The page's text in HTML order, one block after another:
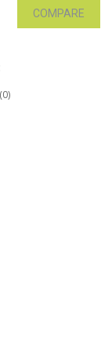
COMPARE
(0)